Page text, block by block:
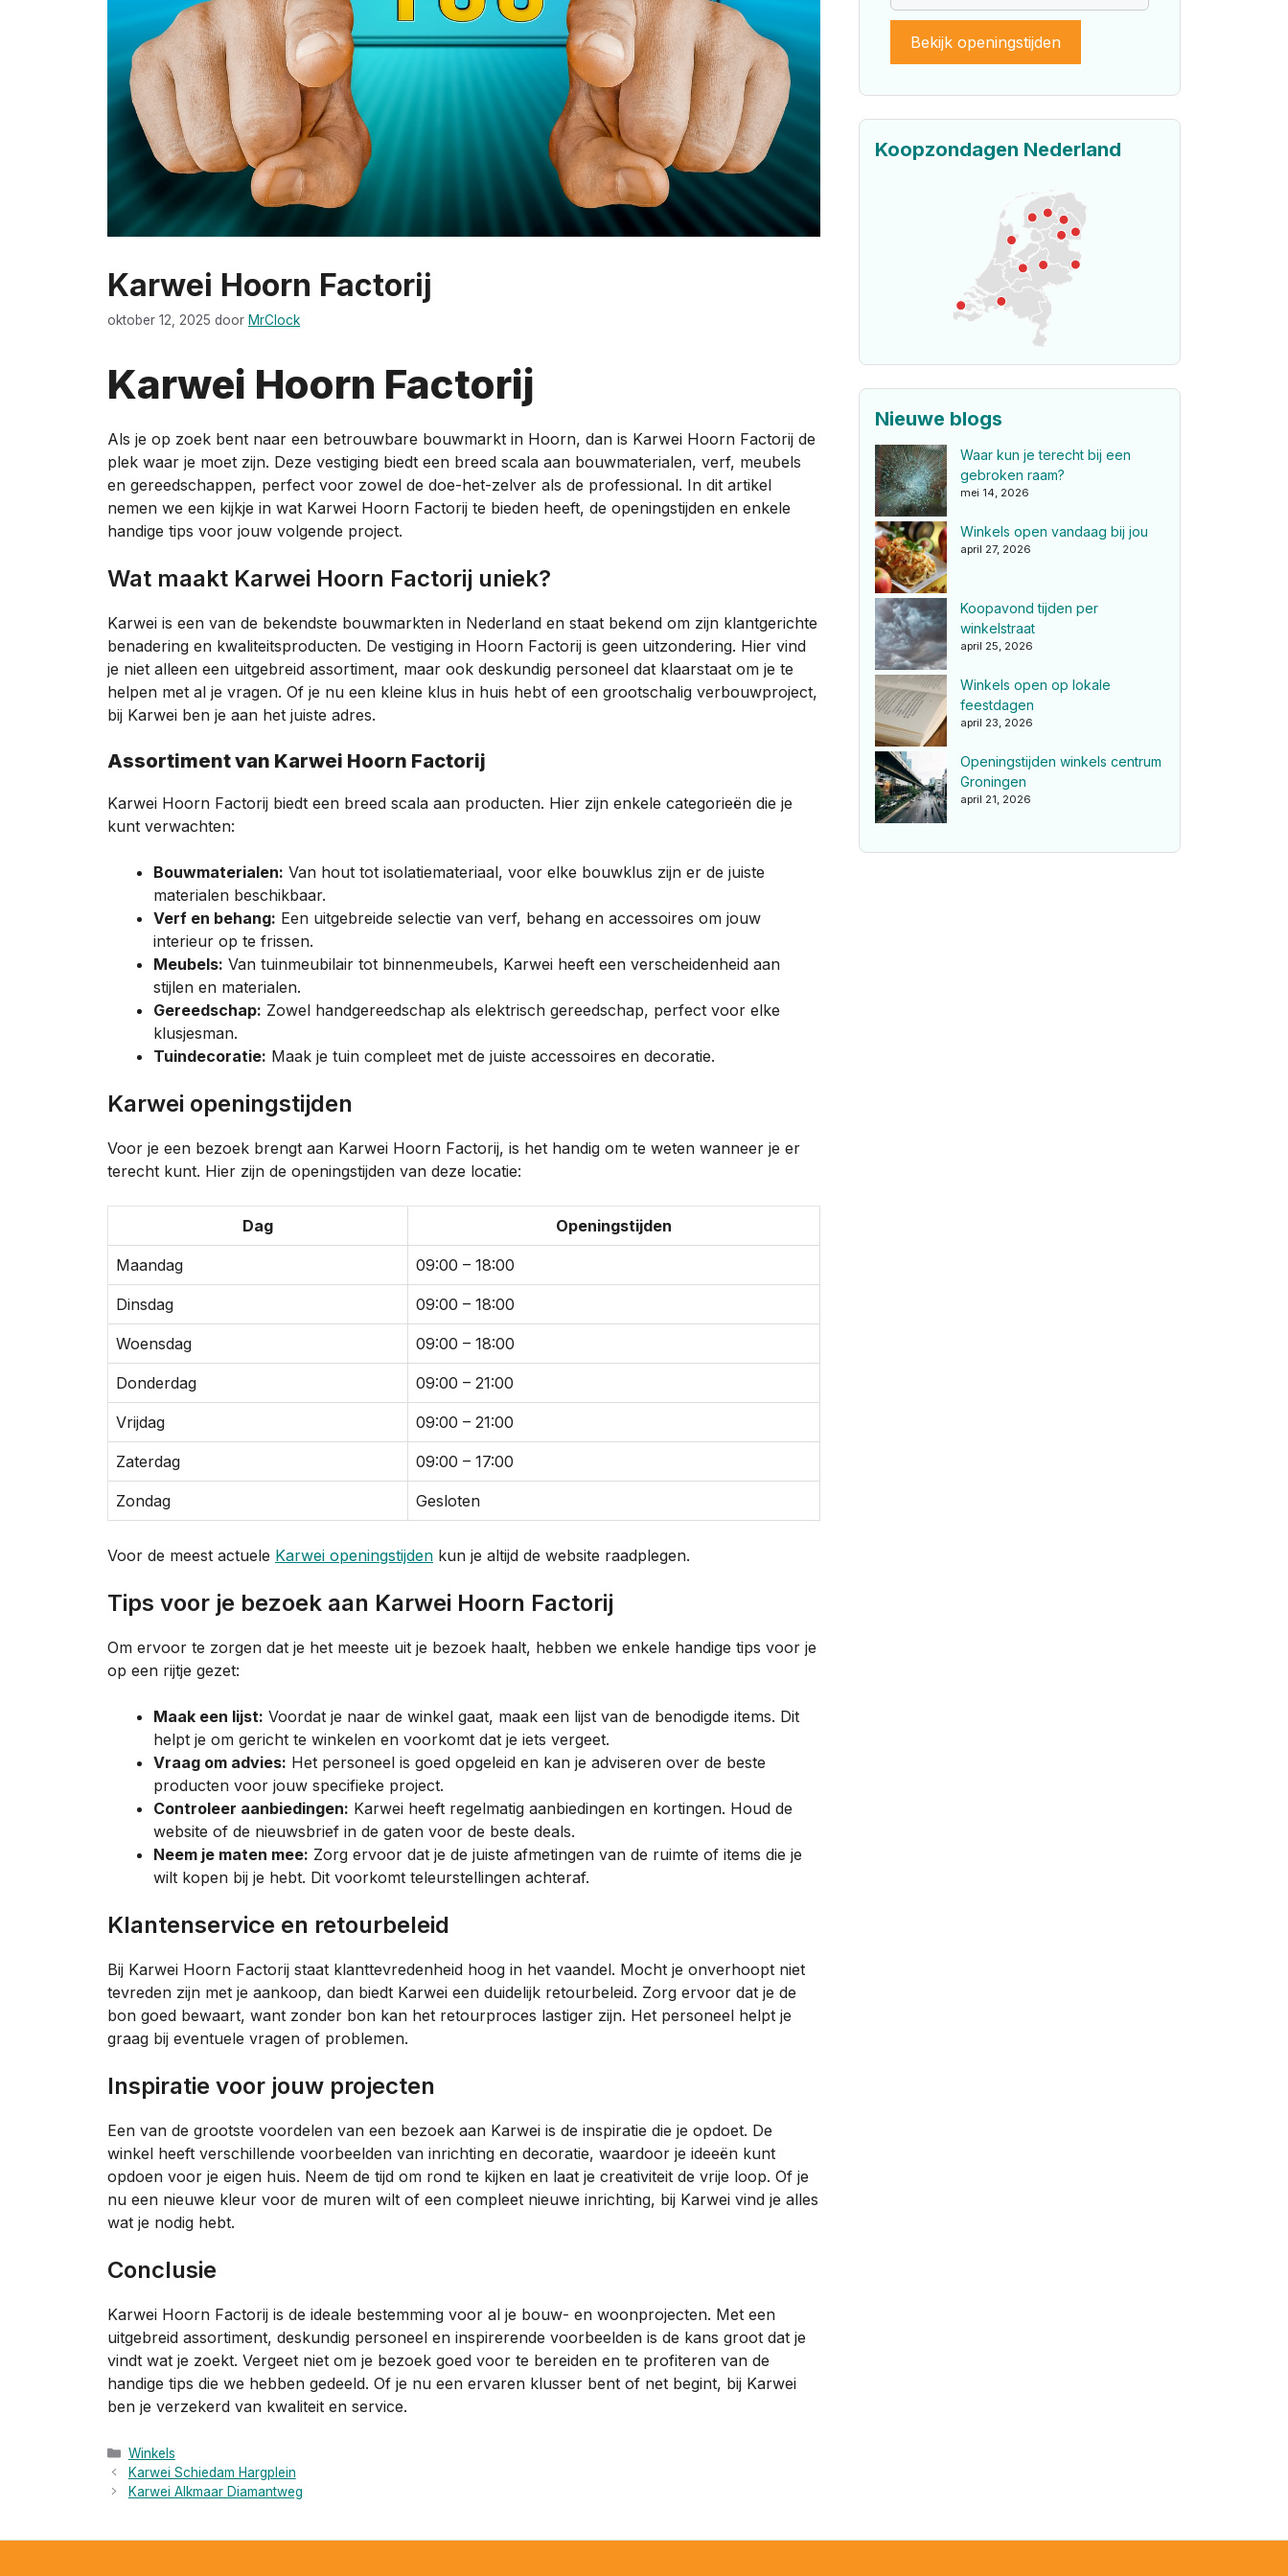
Karwei Hoorn Factorij
oktober 12, 2025 door MrClock
Karwei Hoorn Factorij
Als je op zoek bent naar een betrouwbare bouwmarkt in Hoorn, dan is Karwei Hoorn Factorij de
plek waar je moet zijn. Deze vestiging biedt een breed scala aan bouwmaterialen, verf, meubels
en gereedschappen, perfect voor zowel de doe-het-zelver als de professional. In dit artikel
nemen we een kijkje in wat Karwei Hoorn Factorij te bieden heeft, de openingstijden en enkele
handige tips voor jouw volgende project.
Wat maakt Karwei Hoorn Factorij uniek?
Karwei is een van de bekendste bouwmarkten in Nederland en staat bekend om zijn klantgerichte
benadering en kwaliteitsproducten. De vestiging in Hoorn Factorij is geen uitzondering. Hier vind
je niet alleen een uitgebreid assortiment, maar ook deskundig personeel dat klaarstaat om je te
helpen met al je vragen. Of je nu een kleine klus in huis hebt of een grootschalig verbouwproject,
bij Karwei ben je aan het juiste adres.
Assortiment van Karwei Hoorn Factorij
Karwei Hoorn Factorij biedt een breed scala aan producten. Hier zijn enkele categorieën die je
kunt verwachten:
Bouwmaterialen: Van hout tot isolatiemateriaal, voor elke bouwklus zijn er de juiste
materialen beschikbaar.
Verf en behang: Een uitgebreide selectie van verf, behang en accessoires om jouw
interieur op te frissen.
Meubels: Van tuinmeubilair tot binnenmeubels, Karwei heeft een verscheidenheid aan
stijlen en materialen.
Gereedschap: Zowel handgereedschap als elektrisch gereedschap, perfect voor elke
klusjesman.
Tuindecoratie: Maak je tuin compleet met de juiste accessoires en decoratie.
Karwei openingstijden
Voor je een bezoek brengt aan Karwei Hoorn Factorij, is het handig om te weten wanneer je er
terecht kunt. Hier zijn de openingstijden van deze locatie:
Dag Openingstijden
Maandag 09:00 – 18:00
Dinsdag 09:00 – 18:00
Woensdag 09:00 – 18:00
Donderdag 09:00 – 21:00
Vrijdag 09:00 – 21:00
Zaterdag 09:00 – 17:00
Zondag Gesloten
Voor de meest actuele Karwei openingstijden kun je altijd de website raadplegen.
Tips voor je bezoek aan Karwei Hoorn Factorij
Om ervoor te zorgen dat je het meeste uit je bezoek haalt, hebben we enkele handige tips voor je
op een rijtje gezet:
Maak een lijst: Voordat je naar de winkel gaat, maak een lijst van de benodigde items. Dit
helpt je om gericht te winkelen en voorkomt dat je iets vergeet.
Vraag om advies: Het personeel is goed opgeleid en kan je adviseren over de beste
producten voor jouw specifieke project.
Controleer aanbiedingen: Karwei heeft regelmatig aanbiedingen en kortingen. Houd de
website of de nieuwsbrief in de gaten voor de beste deals.
Neem je maten mee: Zorg ervoor dat je de juiste afmetingen van de ruimte of items die je
wilt kopen bij je hebt. Dit voorkomt teleurstellingen achteraf.
Klantenservice en retourbeleid
Bij Karwei Hoorn Factorij staat klanttevredenheid hoog in het vaandel. Mocht je onverhoopt niet
tevreden zijn met je aankoop, dan biedt Karwei een duidelijk retourbeleid. Zorg ervoor dat je de
bon goed bewaart, want zonder bon kan het retourproces lastiger zijn. Het personeel helpt je
graag bij eventuele vragen of problemen.
Inspiratie voor jouw projecten
Een van de grootste voordelen van een bezoek aan Karwei is de inspiratie die je opdoet. De
winkel heeft verschillende voorbeelden van inrichting en decoratie, waardoor je ideeën kunt
opdoen voor je eigen huis. Neem de tijd om rond te kijken en laat je creativiteit de vrije loop. Of je
nu een nieuwe kleur voor de muren wilt of een compleet nieuwe inrichting, bij Karwei vind je alles
wat je nodig hebt.
Conclusie
Karwei Hoorn Factorij is de ideale bestemming voor al je bouw- en woonprojecten. Met een
uitgebreid assortiment, deskundig personeel en inspirerende voorbeelden is de kans groot dat je
vindt wat je zoekt. Vergeet niet om je bezoek goed voor te bereiden en te profiteren van de
handige tips die we hebben gedeeld. Of je nu een ervaren klusser bent of net begint, bij Karwei
ben je verzekerd van kwaliteit en service.
Categorieën
Winkels
Karwei Schiedam Hargplein
Karwei Alkmaar Diamantweg
Bekijk openingstijden
Koopzondagen Nederland
Nieuwe blogs
Waar kun je terecht bij een
gebroken raam?
mei 14, 2026
Winkels open vandaag bij jou
april 27, 2026
Koopavond tijden per
winkelstraat
april 25, 2026
Winkels open op lokale
feestdagen
april 23, 2026
Openingstijden winkels centrum
Groningen
april 21, 2026